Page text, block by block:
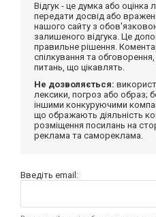
Відгук - це думка або
передати досвід або
нашого сайту з
залишеного відгука. Це
правильне рішення.
спілкування та
питань, що цікавлять.
Не дозволяється:
лексики, погроз або образ;
іншими конкуруючими
що ображають діяльність
розміщення посилань на
реклама та самореклама.
Введіть email: